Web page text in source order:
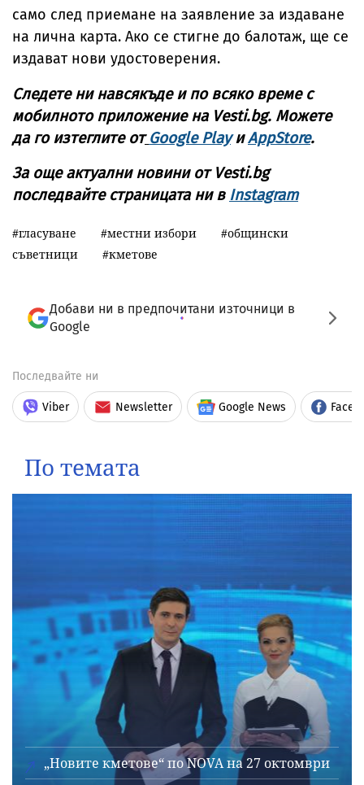
само след приемане на заявление за издаване
на лична карта. Ако се стигне до балотаж, ще се
издават нови удостоверения.
Следете ни навсякъде и по всяко време с
мобилното приложение на Vesti.bg. Можете
да го изтеглите от Google PlayиAppStore.
За още актуални новини от Vesti.bg
последвайте страницата ни в Instagram
гласуване местни избори
общински
съветници
кметове
Добави ни в предпочитани източници в
Google
Последвайте ни
Viber Newsletter Google News
По темата
„Новите кметове“ по NOVA на 27 октомври